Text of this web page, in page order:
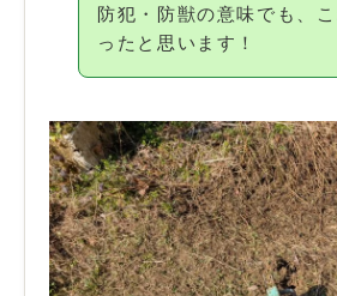
防犯・防獣の意味でも、
ったと思います！